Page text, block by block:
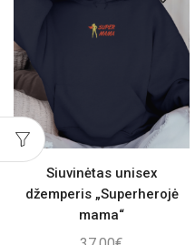
Siuvinėtas unisex
džemperis „Superherojė
mama“